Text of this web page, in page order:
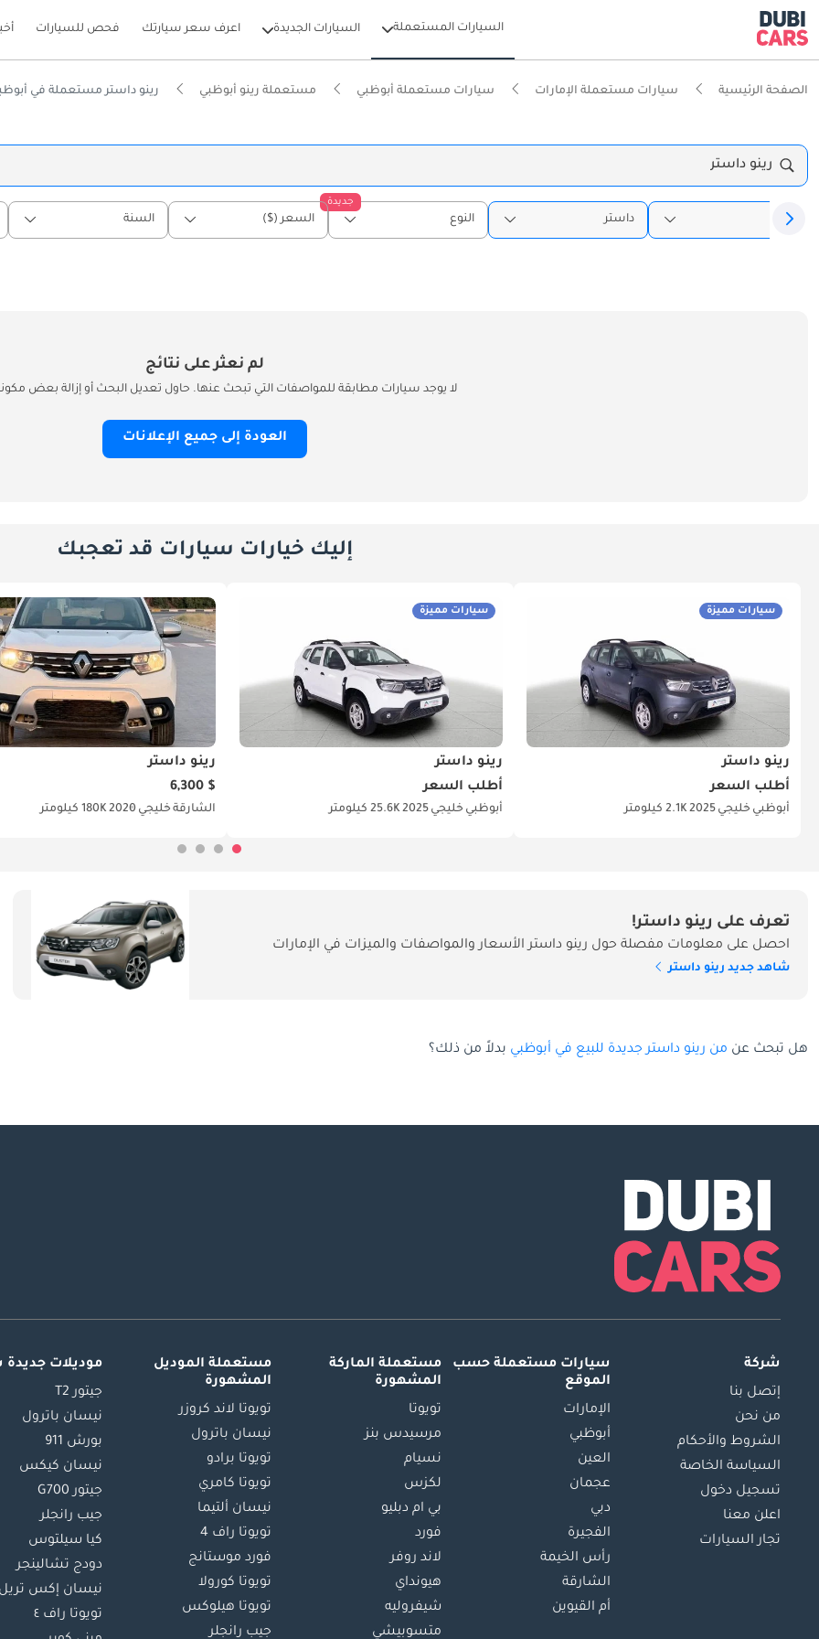
السيارات المستعملة السيارات الجديدة اعرف سعر سيارتك فحص للسيارات
الصفحة الرئيسية سيارات مستعملة الإمارات سيارات مستعملة أبوظبي مستعملة رينو أبوظبي رينو داستر مستعملة في
رينو داستر
رينو داستر
جديدة
النوع السعر ($) السنة
لم نعثر على نتائج
لا يوجد سيارات مطابقة للمواصفات التي تبحث عنها. حاول تعديل البحث أو إزالة بعض
العودة إلى جميع الإعلانات
إليك خيارات سيارات قد تعجبك
سيارات مميزة
رينو داستر
أطلب السعر
أبوظبي خليجي 20252.1K كيلومتر
سيارات مميزة
رينو داستر
أطلب السعر
أبوظبي خليجي 202525.6K كيلومتر
رينو داستر
$ 6,300
الشارقة خليجي 2020180K كيلومتر
تعرف على رينو داستر!
احصل على معلومات مفصلة حول رينو داستر الأسعار والمواصفات والميزات في الإمارات
شاهد جديد رينو داستر
هل تبحث عن من رينو داستر جديدة للبيع في أبوظبي بدلاً من ذلك؟
شركة
إتصل بنا
من نحن
الشروط والأحكام
السياسة الخاصة
تسجيل دخول
اعلن معنا
تجار السيارات
سيارات مستعملة حسب
الموقع
الإمارات
أبوظبي
العين
عجمان
دبي
الفجيرة
رأس الخيمة
الشارقة
أم القيوين
مستعملة الماركة
المشهورة
تويوتا
مرسيدس بنز
نسيام
لكزس
بي ام دبليو
فورد
لاند روفر
هيونداي
شيفروليه
متسوبيشي
مستعملة الموديل
المشهورة
تويوتا لاند كروزر
نيسان باترول
تويوتا برادو
تويوتا كامري
نيسان ألتيما
تويوتا راف 4
فورد موستانج
تويوتا كورولا
تويوتا هيلوكس
جيب رانجلر
موديلات
جيتور T2
نيسان باترول
بورش 911
نيسان كيكس
جيتور G700
جيب رانجلر
كيا سيلتوس
دودج تشالينجر
نيسان إكس تريل
تويوتا راف ٤